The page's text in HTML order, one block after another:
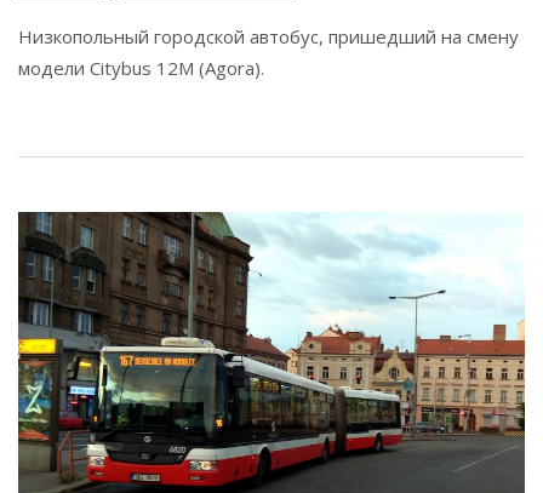
Низкопольный городской автобус, пришедший на смену
модели Citybus 12M (Agora).